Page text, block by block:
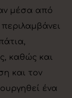
μέσα από
καθώς και
και τον
ένα